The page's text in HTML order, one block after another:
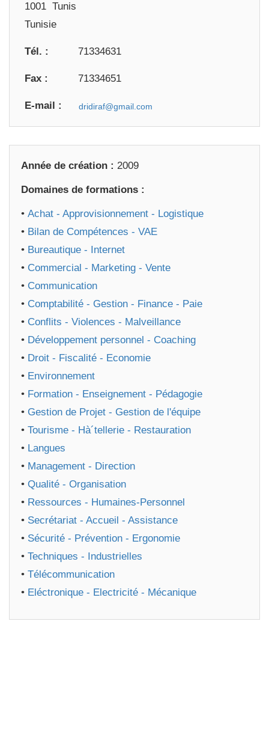
1001 Tunis
Tunisie
Tél. : 71334631
Fax : 71334651
E-mail :
Année de création : 2009
Domaines de formations :
• Achat - Approvisionnement - Logistique
• Bilan de Compétences - VAE
• Bureautique - Internet
• Commercial - Marketing - Vente
• Communication
• Comptabilité - Gestion - Finance - Paie
• Conflits - Violences - Malveillance
• Développement personnel - Coaching
• Droit - Fiscalité - Economie
• Environnement
• Formation - Enseignement - Pédagogie
• Gestion de Projet - Gestion de l'équipe
• Tourisme - Hà´tellerie - Restauration
• Langues
• Management - Direction
• Qualité - Organisation
• Ressources - Humaines-Personnel
• Secrétariat - Accueil - Assistance
• Sécurité - Prévention - Ergonomie
• Techniques - Industrielles
• Télécommunication
• Eléctronique - Electricité - Mécanique